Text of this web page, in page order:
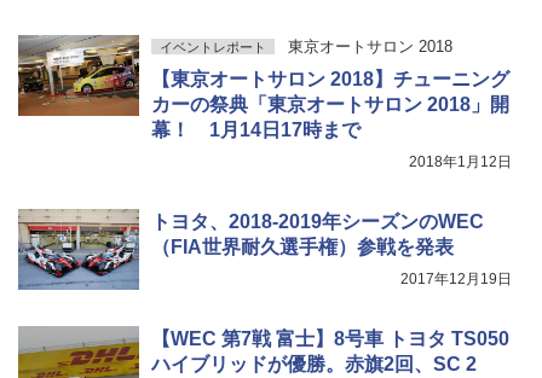
イベントレポート 東京オートサロン 2018
【東京オートサロン 2018】チューニング
カーの祭典「東京オートサロン 2018」開
幕！ 1月14日17時まで
2018年1月12日
トヨタ、2018-2019年シーズンのWEC
（FIA世界耐久選手権）参戦を発表
2017年12月19日
【WEC 第7戦 富士】8号車 トヨタ TS050
ハイブリッドが優勝。赤旗2回、SC 2